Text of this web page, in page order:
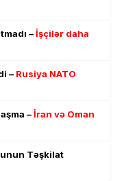
–İşçilər daha
– Rusiya NATO
–İran və Oman
Təşkilat